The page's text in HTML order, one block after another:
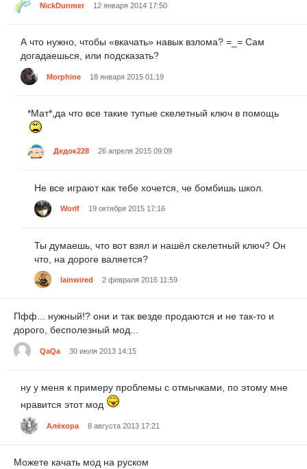
NickDunmer 12 января 2014 17:50
А что нужно, чтобы «вкачать» навык взлома? =_= Сам
догадаешься, или подсказать?
Morphine 18 января 2015 01:19
*Мат*,да что все такие тупые скелетный ключ в помощь
Дедок228 26 апреля 2015 09:09
Не все играют как тебе хочется, че бомбишь школ.
Worlf 19 октября 2015 17:16
Ты думаешь, что вот взял и нашёл скелетный ключ? Он
что, на дороге валяется?
lainwired 2 февраля 2016 11:59
Пфф... нужный!? они и так везде продаются и не так-то и
дорого, бесполезный мод...
QaQa 30 июля 2013 14:15
ну у меня к примеру проблемы с отмычками, по этому мне
нравится этот мод
Алёхора 8 августа 2013 17:21
Можете качать мод на руском